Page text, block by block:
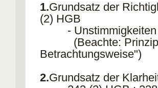
1.Grundsatz der
(2) HGB
- Unstimmigkeiten
(Beachte: Prinzip
Betrachtungsweise")
2.Grundsatz der